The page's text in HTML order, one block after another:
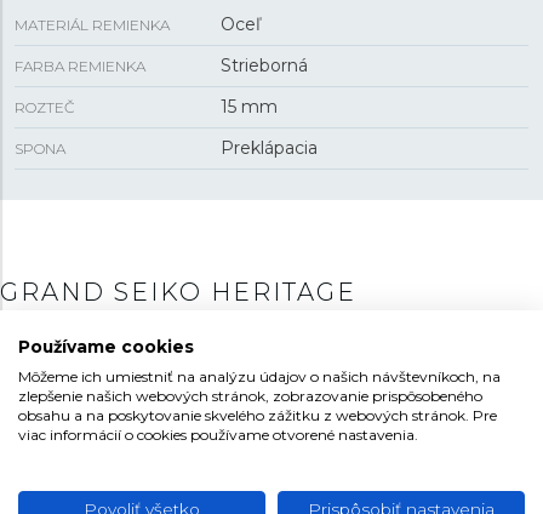
MATERIÁL REMIENKA Oceľ
FARBA REMIENKA Strieborná
ROZTEČ 15 mm
SPONA Preklápacia
GRAND SEIKO HERITAGE
Kolekcia Heritage je akýmsi srdcom produkcie Grand
Seiko, kde design aj celkové poňatie jednotlivých modelov
nadväzuje na štýl svojich predchodcov v podobe
legendárnych modelov44GS alebo 62GS. O to viac
vynikne povestné nadčasové vnímanie designu, ktorý je aj
kladený najmä na jednoduché a čisté línie puzdra v
Používame cookies
Môžeme ich umiestniť na analýzu údajov o našich návštevníkoch, na
zlepšenie našich webových stránok, zobrazovanie prispôsobeného
obsahu a na poskytovanie skvelého zážitku z webových stránok. Pre
viac informácií o cookies používame otvorené nastavenia.
Povoliť všetko Prispôsobiť nastavenia